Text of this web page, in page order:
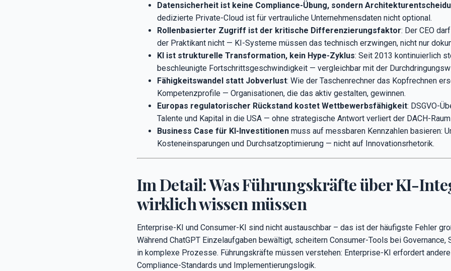
Datensicherheit ist keine Compliance-Übung, sondern
dedizierte Private-Cloud ist für vertrauliche Unternehmensdaten nicht optional.
Rollenbasierter Zugriff ist der kritische Differenzierungsfaktor: Der CEO
der Praktikant nicht — KI-Systeme müssen das technisch erzwingen, nicht nur
KI ist strukturelle Transformation, kein Hype-Zyklus: Seit 2013 kontinuierlich
beschleunigte Fortschrittsgeschwindigkeit — vergleichbar mit der
Fähigkeitswandel statt Jobverlust: Wie der Taschenrechner das Kopfrechnen
Kompetenzprofile — Organisationen, die das aktiv gestalten, gewinnen.
Europas regulatorischer Rückstand kostet Wettbewerbsfähigkeit: DSGVO-
Talente und Kapital in die USA — ohne strategische Antwort verliert der DACH-
Business Case für KI-Investitionen muss auf messbaren Kennzahlen basieren:
Kosteneinsparungen und Durchsatzoptimierung — nicht auf Innovationsrhetorik.
Im Detail: Was Führungskräfte über KI-
wirklich wissen müssen
Enterprise-KI und Consumer-KI sind nicht austauschbar – das ist der häufigste Fehler
Während ChatGPT Einzelaufgaben bewältigt, scheitern Consumer-Tools bei Governance,
in komplexe Prozesse. Führungskräfte müssen verstehen: Enterprise-KI erfordert
Compliance-Standards und Implementierungslogik.